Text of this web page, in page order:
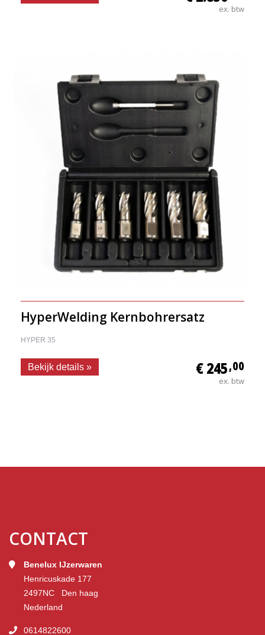
ex. btw
HyperWelding Kernbohrersatz
HYPER 35
€ 245,00
ex. btw
Bekijk details »
CONTACT
Benelux IJzerwaren
Henricuskade 177
2497NC Den haag
Nederland
0614822600